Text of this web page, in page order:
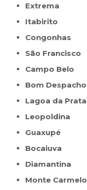
Extrema
Itabirito
Congonhas
São Francisco
Campo Belo
Bom Despacho
Lagoa da Prata
Leopoldina
Guaxupé
Bocaiuva
Diamantina
Monte Carmelo